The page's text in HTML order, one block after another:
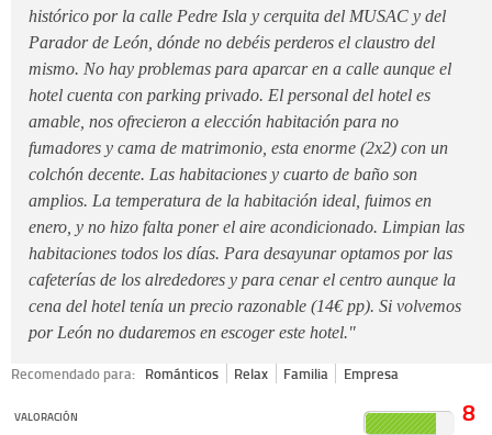
histórico por la calle Pedre Isla y cerquita del MUSAC y del
Parador de León, dónde no debéis perderos el claustro del
mismo. No hay problemas para aparcar en a calle aunque el
hotel cuenta con parking privado. El personal del hotel es
amable, nos ofrecieron a elección habitación para no
fumadores y cama de matrimonio, esta enorme (2x2) con un
colchón decente. Las habitaciones y cuarto de baño son
amplios. La temperatura de la habitación ideal, fuimos en
enero, y no hizo falta poner el aire acondicionado. Limpian las
habitaciones todos los días. Para desayunar optamos por las
cafeterías de los alrededores y para cenar el centro aunque la
cena del hotel tenía un precio razonable (14€ pp). Si volvemos
por León no dudaremos en escoger este hotel."
Recomendado para: Románticos Relax Familia Empresa
VALORACIÓN 8